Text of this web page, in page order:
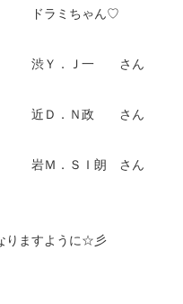
ミちゃん♡
Ｙ．Ｊ一 さん
Ｄ．Ｎ政 さん
Ｍ．ＳＩ朗 さん
りますように☆彡